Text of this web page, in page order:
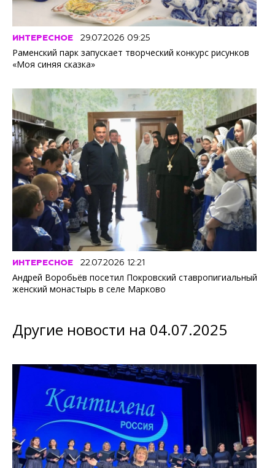
ИНТЕРЕСНОЕ 29.07.2026 09:25
Раменский парк запускает творческий конкурс рисунков
«Моя синяя сказка»
ИНТЕРЕСНОЕ 22.07.2026 12:21
Андрей Воробьёв посетил Покровский ставропигиальный
женский монастырь в селе Марково
Другие новости на 04.07.2025